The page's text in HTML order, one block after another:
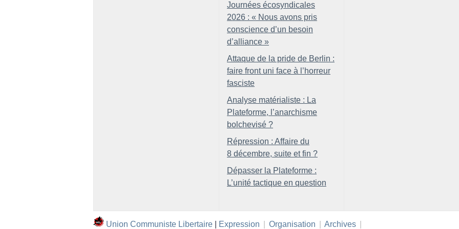
Journées écosyndicales
2026 : « Nous avons pris
conscience d’un besoin
d’alliance »
Attaque de la pride de Berlin :
faire front uni face à l’horreur
fasciste
Analyse matérialiste : La
Plateforme, l’anarchisme
bolchevisé ?
Répression : Affaire du
8 décembre, suite et fin ?
Dépasser la Plateforme :
L’unité tactique en question
Union Communiste Libertaire Expression Organisation Archives